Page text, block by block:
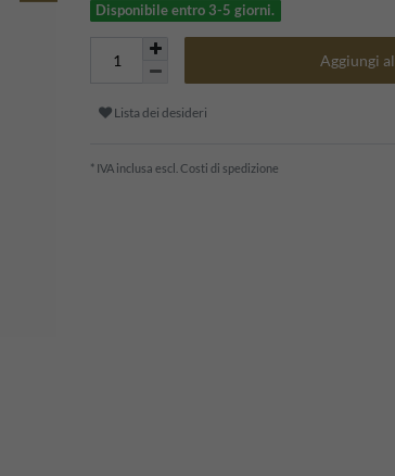
Disponibile entro 3-5 giorni.
Aggiungi
Lista dei desideri
* IVA inclusa escl. Costi di spedizione